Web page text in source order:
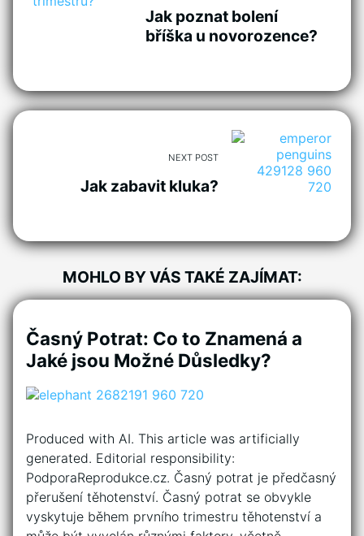
Jak poznat bolení
bříška u novorozence?
NEXT POST
Jak zabavit kluka?
MOHLO BY VÁS TAKÉ ZAJÍMAT:
Časný Potrat: Co to Znamená a
Jaké jsou Možné Důsledky?
Produced with AI. This article was artificially
generated. Editorial responsibility:
PodporaReprodukce.cz. Časný potrat je předčasný
přerušení těhotenství. Časný potrat se obvykle
vyskytuje během prvního trimestru těhotenství a